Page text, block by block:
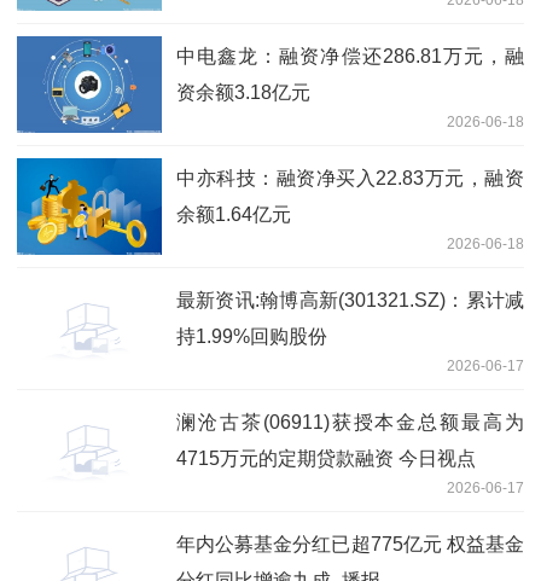
中电鑫龙：融资净偿还286.81万元，融
资余额3.18亿元
2026-06-18
中亦科技：融资净买入22.83万元，融资
余额1.64亿元
2026-06-18
最新资讯:翰博高新(301321.SZ)：累计减
持1.99%回购股份
2026-06-17
澜沧古茶(06911)获授本金总额最高为
4715万元的定期贷款融资 今日视点
2026-06-17
年内公募基金分红已超775亿元 权益基金